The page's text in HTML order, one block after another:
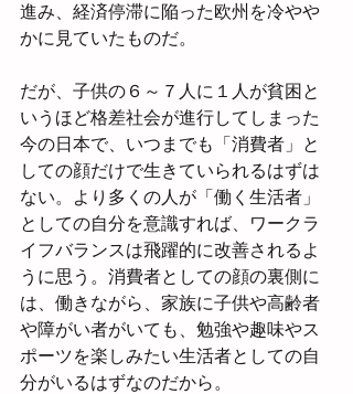
進み、経済停滞に陥った欧州を冷やや
かに見ていたものだ。
だが、子供の６～７人に１人が貧困と
いうほど格差社会が進行してしまった
今の日本で、いつまでも「消費者」と
しての顔だけで生きていられるはずは
ない。より多くの人が「働く生活者」
としての自分を意識すれば、ワークラ
イフバランスは飛躍的に改善されるよ
うに思う。消費者としての顔の裏側に
は、働きながら、家族に子供や高齢者
や障がい者がいても、勉強や趣味やス
ポーツを楽しみたい生活者としての自
分がいるはずなのだから。